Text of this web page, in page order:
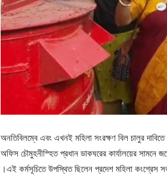
অনতিবিলম্বে এবং এখনই মহিলা সংরক্ষণ বিল চালুর
অফিস চৌমুহনীস্হিত প্রধান ডাকঘরের কার্যালয়ের সামনে
।এই কর্মসূচিতে উপস্থিত ছিলেন প্রদেশ মহিলা কংগ্রেস